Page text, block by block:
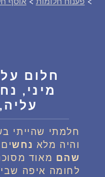
שאלות נפוצות
פענוח חלום אנושי
עלינו
חלום
מיני,
חלמתי שהייתי
והיה מלא נחש
שהם מאוד
לחומה איפה